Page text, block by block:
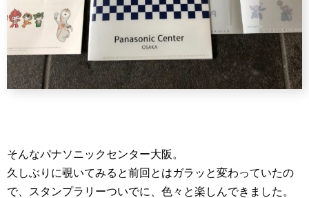
そんなパナソニックセンター大阪。
久しぶりに覗いてみると前回とはガラッと変わっていたの
で、スタンプラリーついでに、色々と楽しんできました。